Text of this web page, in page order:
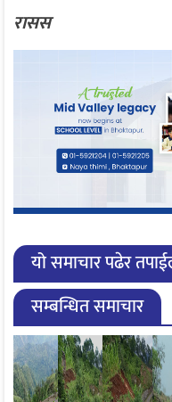
रासस
यो समाचार पढेर
सम्बन्धित समाचार